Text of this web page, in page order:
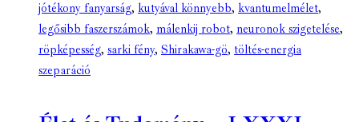
jótékony fanyarság, kutyával könnyebb, kvantumelmélet,
legősibb faszerszámok, málenkij robot, neuronok szigetelése,
röpképesség, sarki fény, Shirakawa-gö, töltés-energia
szeparáció